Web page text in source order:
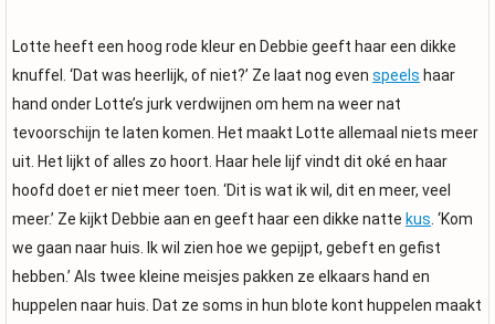
Lotte heeft een hoog rode kleur en Debbie geeft haar een dikke
knuffel. ‘Dat was heerlijk, of niet?’ Ze laat nog even speels haar
hand onder Lotte’s jurk verdwijnen om hem na weer nat
tevoorschijn te laten komen. Het maakt Lotte allemaal niets meer
uit. Het lijkt of alles zo hoort. Haar hele lijf vindt dit oké en haar
hoofd doet er niet meer toen. ‘Dit is wat ik wil, dit en meer, veel
meer.’ Ze kijkt Debbie aan en geeft haar een dikke natte kus . ‘Kom
we gaan naar huis. Ik wil zien hoe we gepijpt, gebeft en gefist
hebben.’ Als twee kleine meisjes pakken ze elkaars hand en
huppelen naar huis. Dat ze soms in hun blote kont huppelen maakt